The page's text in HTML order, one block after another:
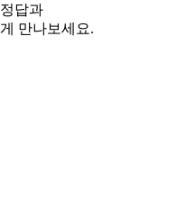
답과
만나보세요.